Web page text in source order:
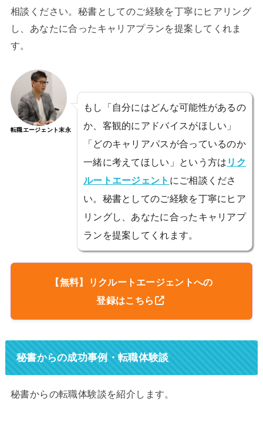
相談ください。秘書としてのご経験を丁寧にヒアリング
し、あなたに合ったキャリアプランを提案してくれま
す。
転職エージェント末永
もし「自分にはどんな可能性があるの
か、客観的にアドバイスがほしい」
「どのキャリアパスが合っているのか
一緒に考えてほしい」という方は リク
ルートエージェント にご相談くださ
い。秘書としてのご経験を丁寧にヒア
リングし、あなたに合ったキャリアプ
ランを提案してくれます。
【無料】リクルートエージェントへの
登録はこちら
秘書からの成功事例・転職体験談
秘書からの転職体験談を紹介します。